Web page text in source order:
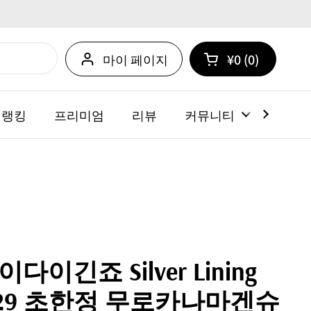
마이 페이지 카트 열기
쇼핑 카트 총계:
¥0 0
카트 내에 제품
킹 프리미엄 리뷰 커뮤니티
다이긴죠 Silver Lining
초한정 무로카나마겐슈